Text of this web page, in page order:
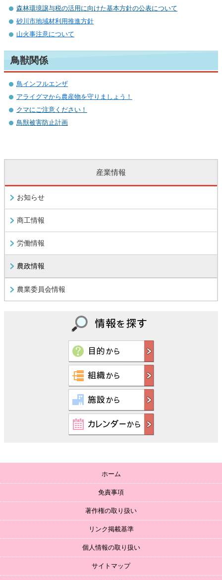
森林環境譲与税の活用に向けた基本方針の公表について
砂川市地域材利用推進方針
山火事注意について
鳥獣関係
鳥インフルエンザ
アライグマから農産物を守りましょう！
クマにご注意ください！
鳥獣被害防止計画
産業情報
お知らせ
商工情報
労働情報
農政情報
農業委員会情報
ホーム
免責事項
著作権の取り扱い
リンク掲載基準
個人情報の取り扱い
サイトマップ